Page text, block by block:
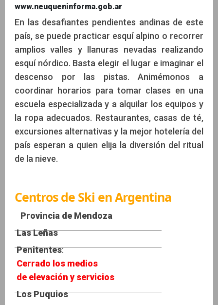
www.neuqueninforma.gob.ar
En las desafiantes pendientes andinas de este
país, se puede practicar esquí alpino o recorrer
amplios valles y llanuras nevadas realizando
esquí nórdico. Basta elegir el lugar e imaginar el
descenso por las pistas. Animémonos a
coordinar horarios para tomar clases en una
escuela especializada y a alquilar los equipos y
la ropa adecuados. Restaurantes, casas de té,
excursiones alternativas y la mejor hotelería del
país esperan a quien elija la diversión del ritual
de la nieve.
Centros de Ski en Argentina
Provincia de Mendoza
Las Leñas
Penitentes:
Cerrado los medios
de elevación y servicios
Los Puquios